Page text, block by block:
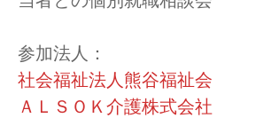
参加法人：
社会福祉法人熊谷福祉会
ＡＬＳＯＫ介護株式会社